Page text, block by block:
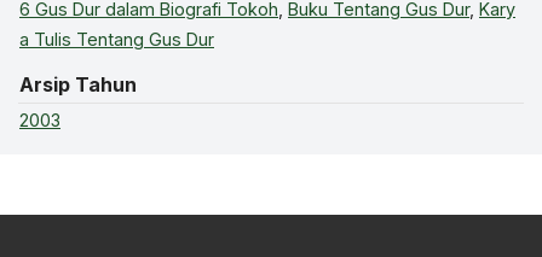
6 Gus Dur dalam Biografi Tokoh Buku Tentang Gus Dur, Kary
a Tulis Tentang Gus Dur
Arsip Tahun
2003